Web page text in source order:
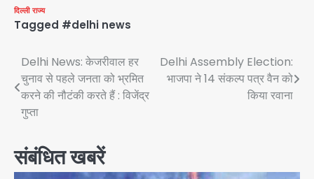
दिल्ली राज्य
Tagged #delhi news
Post
navigation
Delhi News: केजरीवाल हर
चुनाव से पहले जनता को भ्रमित
करने की नौटंकी करते हैं : विजेंद्र
गुप्ता
Delhi Assembly Election:
भाजपा ने 14 संकल्प पत्र वैन को
किया रवाना
संबंधित खबरें